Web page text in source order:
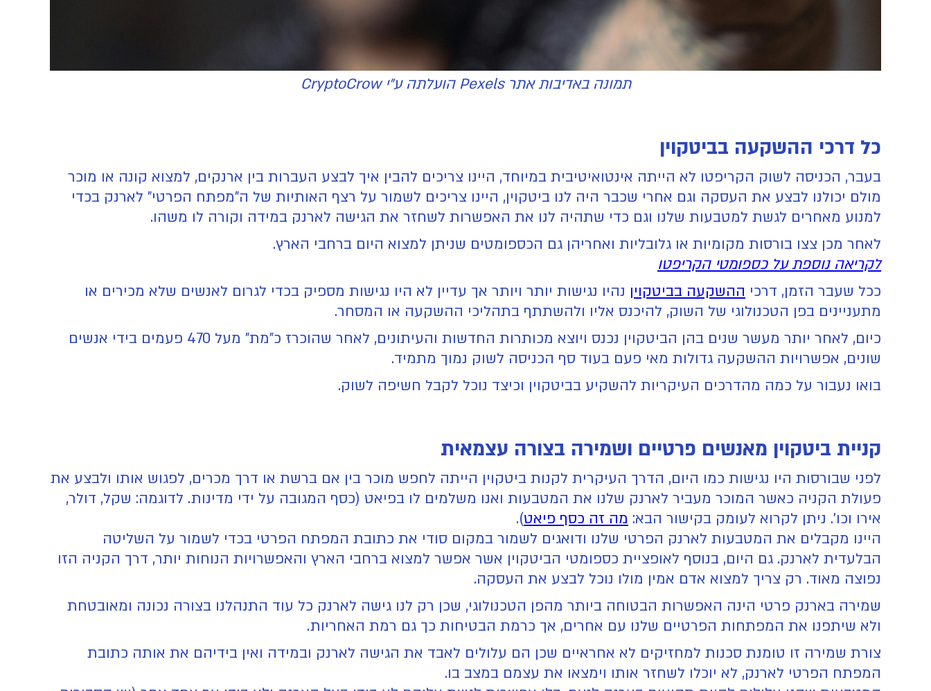
תמונה באדיבות אתר Pexels הועלתה ע"י CryptoCrow
כל דרכי ההשקעה בביטקוין
בעבר, הכניסה לשוק הקריפטו לא הייתה אינטואיטיבית במיוחד, היינו צריכים להבין איך לבצע העברות בין ארנקים, למצוא קונה או מוכר
מולם יכולנו לבצע את העסקה וגם אחרי שכבר היה לנו ביטקוין, היינו צריכים לשמור על רצף האותיות של ה"מפתח הפרטי" לארנק בכדי
למנוע מאחרים לגשת למטבעות שלנו וגם כדי שתהיה לנו את האפשרות לשחזר את הגישה לארנק במידה וקורה לו משהו.
לאחר מכן צצו בורסות מקומיות או גלובליות ואחריהן גם הכספומטים שניתן למצוא היום ברחבי הארץ.
לקריאה נוספת על כספומטי הקריפטו
ככל שעבר הזמן, דרכי ההשקעה בביטקוין נהיו נגישות יותר ויותר אך עדיין לא היו נגישות מספיק בכדי לגרום לאנשים שלא מכירים או
מתעניינים בפן הטכנולוגי של השוק, להיכנס אליו ולהשתתף בתהליכי ההשקעה או המסחר.
כיום, לאחר יותר מעשר שנים בהן הביטקוין נכנס ויוצא מכותרות החדשות והעיתונים, לאחר שהוכרז כ"מת" מעל 470 פעמים בידי אנשים
שונים, אפשרויות ההשקעה גדולות מאי פעם בעוד סף הכניסה לשוק נמוך מתמיד.
בואו נעבור על כמה מהדרכים העיקריות להשקיע בביטקוין וכיצד נוכל לקבל חשיפה לשוק.
קניית ביטקוין מאנשים פרטיים ושמירה בצורה עצמאית
לפני שבורסות היו נגישות כמו היום, הדרך העיקרית לקנות ביטקוין הייתה לחפש מוכר בין אם ברשת או דרך מכרים, לפגוש אותו ולבצע את
פעולת הקניה כאשר המוכר מעביר לארנק שלנו את המטבעות ואנו משלמים לו בפיאט (כסף המגובה על ידי מדינות. לדוגמה: שקל, דולר,
אירו וכו'. ניתן לקרוא לעומק בקישור הבא: מה זה כסף פיאט).
היינו מקבלים את המטבעות לארנק הפרטי שלנו ודואגים לשמור במקום סודי את כתובת המפתח הפרטי בכדי לשמור על השליטה
הבלעדית לארנק. גם היום, בנוסף לאופציית כספומטי הביטקוין אשר אפשר למצוא ברחבי הארץ והאפשרויות הנוחות יותר, דרך הקניה הזו
נפוצה מאוד. רק צריך למצוא אדם אמין מולו נוכל לבצע את העסקה.
שמירה בארנק פרטי הינה האפשרות הבטוחה ביותר מהפן הטכנולוגי, שכן רק לנו גישה לארנק כל עוד התנהלנו בצורה נכונה ומאובטחת
ולא שיתפנו את המפתחות הפרטיים שלנו עם אחרים, אך כרמת הבטיחות כך גם רמת האחריות.
צורת שמירה זו טומנת סכנות למחזיקים לא אחראיים שכן הם עלולים לאבד את הגישה לארנק ובמידה ואין בידיהם את אותה כתובת
המפתח הפרטי לארנק, לא יוכלו לשחזר אותו וימצאו את עצמם במצב בו.